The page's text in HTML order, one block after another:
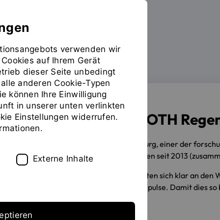
Sie
befinden
sich
auf
der
Seite
"Forschen"
Forschen
INHALT
Forschung an der OTH
Willkommen an der OTH Regensburg, einer der
Forschungsschwerpunkte und dürfen seit 2013
Unsere Forschungsaktivitäten richten sich klar an
Ebenen wesentliche Innovations­impulse. Damit dies
verwenden wir
auf Ihrem Gerät
dieser Seite unbedingt
anderen Cookie-Typen
können Ihre Einwilligung
in unserer unten verlinkten
Einstellungen widerrufen.
Externe Inhalte